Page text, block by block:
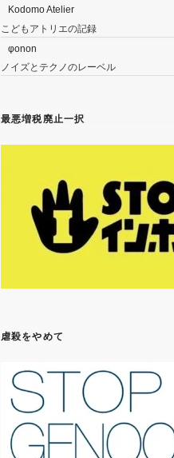
Kodomo Atelier
こどもアトリエの記録
φonon
ノイズとテクノのレーベル
最悪増税廃止一択
虐殺をやめて